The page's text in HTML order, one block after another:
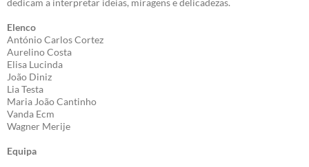
dedicam a interpretar ideias, miragens e delicadezas.
Elenco
António Carlos Cortez
Aurelino Costa
Elisa Lucinda
João Diniz
Lia Testa
Maria João Cantinho
Vanda Ecm
Wagner Merije
Equipa